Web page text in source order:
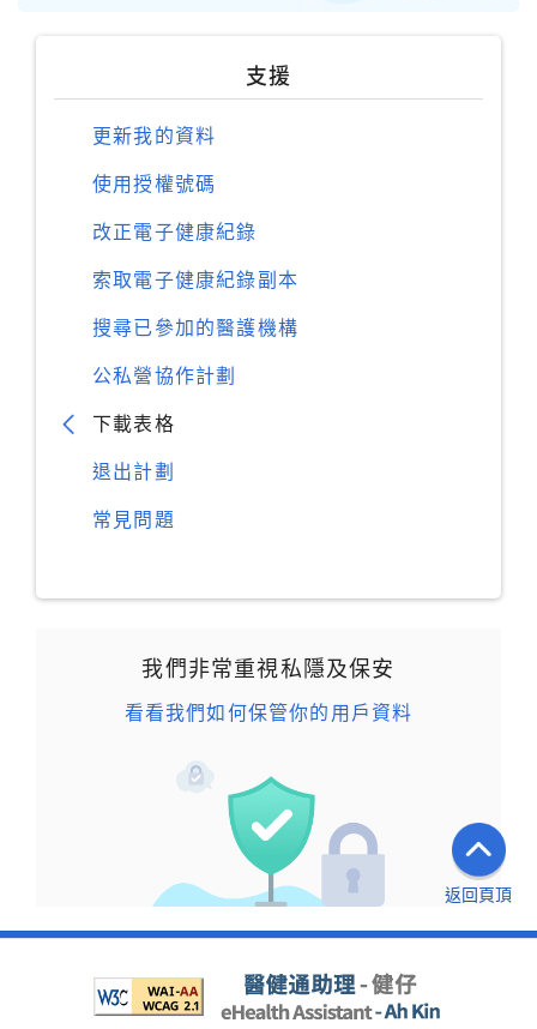
支援
更新我的資料
使用授權號碼
改正電子健康紀錄
索取電子健康紀錄副本
搜尋已參加的醫護機構
公私營協作計劃
下載表格
退出計劃
常見問題
我們非常重視私隱及保安
看看我們如何保管你的用戶資料
返回頁頂